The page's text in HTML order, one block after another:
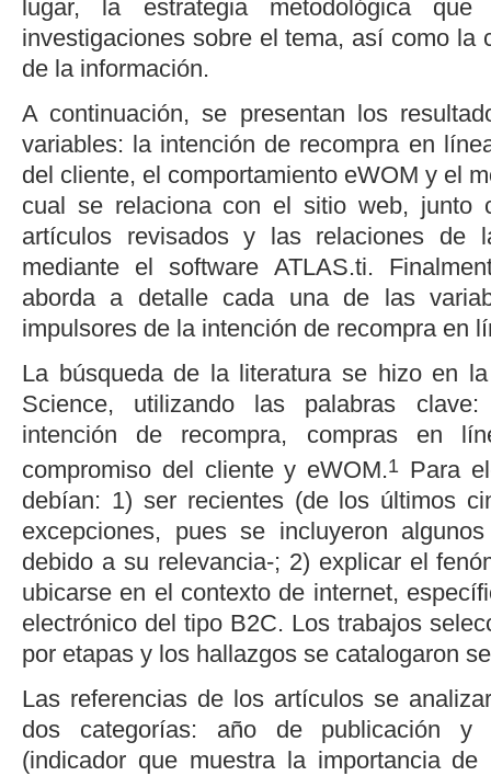
lugar, la estrategia metodológica
investigaciones sobre el tema, así como la
de la información.
A continuación, se presentan los
variables: la intención de recompra en
del cliente, el comportamiento eWOM y el
cual se relaciona con el sitio web, junto
artículos revisados y las relaciones de
mediante elsoftware ATLAS.ti.
aborda a detalle cada una de las
impulsores de la intención de recompra en
La búsqueda de la literatura se hizo en
Science, utilizando las palabras
intención de recompra, compras en
compromiso del cliente y eWOM.1 Para
debían: 1) ser recientes (de los últimos
excepciones, pues se incluyeron
debido a su relevancia-; 2) explicar el
ubicarse en el contexto de internet,
electrónico del tipo B2C. Los trabajos
por etapas y los hallazgos se catalogaron
Las referencias de los artículos se
dos categorías: año de publicación y
(indicador que muestra la importancia